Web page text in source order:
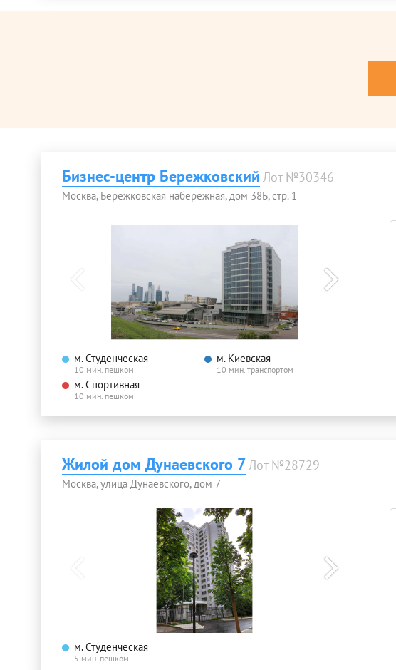
Бизнес-центр Бережковский Лот №30346
Москва, Бережковская набережная, дом 38Б, стр. 1
м. Студенческая
10 мин. пешком
м. Киевская
10 мин. транспортом
м. Спортивная
10 мин. пешком
Жилой дом Дунаевского 7Лот №28729
Москва, улица Дунаевского, дом 7
м. Студенческая
5 мин. пешком